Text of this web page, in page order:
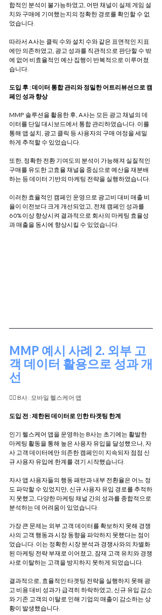
합적인 분석이 불가능하였고, 어떤 채널이 실제 게임 설
치와 구매에 기여했는지의 정확한 경로를 확인할 수 없
었습니다.
따라서 A사는 클릭 수와 설치 수와 같은 표면적인 지표
에만 의존하였고, 광고 성과를 직관적으로 판단할 수 밖
에 없어 비효율적인 예산 집행이 반복적으로 이루어졌
습니다.
도입 후 : 데이터 통합 관리와 정밀한 어트리뷰션으로 캠
페인 성과 향상
MMP 솔루션을 활용한 후, A사는 모든 광고 채널의 데
이터를 단일 대시보드에서 통합 관리하였습니다. 이를
통해 앱 설치, 광고 클릭 등 사용자의 구매 여정을 세밀
하게 추적할 수 있었습니다.
또한, 정확한 전환 기여도의 분석이 가능해져 실질적인
구매를 유도한 고효율 채널을 중심으로 예산을 재분배
하는 등 데이터 기반의 마케팅 전략을 실행하였습니다.
이러한 효율적인 캠페인 운영으로 광고비 대비 매출 비
율이 이전보다 크게 개선되었고, 전체 캠페인 성과를
60% 이상 향상시켜 결과적으로 회사의 마케팅 효율성
과 매출을 동시에 향상시킬 수 있었습니다.
MMP 예시 사례 2. 외부 고
객 데이터 활용으로 성과 개
선
🏋️‍♀️ B사 : 모바일 헬스케어 앱
도입 전 : 제한된 데이터로 인한 타겟팅 한계
인기 헬스케어 앱을 운영하는 B사는 초기에는 활발한
마케팅 활동을 통해 높은 사용자 유입을 달성했으나, 자
사 고객 데이터에만 의존한 캠페인이 지속되자 점점 신
규 사용자 유입에 한계를 겪기 시작했습니다.
자사 앱 사용자들의 행동 패턴과 내부 전환율은 어느 정
도 파악할 수 있었지만, 신규 사용자 유입 경로를 추적하
지 못했고, 다양한 마케팅 채널 간의 성과를 종합적으로
분석하는 데 어려움이 있었습니다.
가장 큰 문제는 외부 고객 데이터를 확보하지 못해 경쟁
사의 고객 행동과 시장 동향을 파악하지 못했다는 점이
었습니다. 이는 정확한 시장 분석과 경쟁사와의 차별화
된 마케팅 전략 부재로 이어졌고, 잠재 고객 유치와 경쟁
사로 이탈하는 고객을 방지하지 못하게 되었습니다.
결과적으로, 효율적인 타겟팅 전략을 실행하지 못해 광
고 비용 대비 성과가 급격히 하락하였고, 신규 유입 감소
와 기존 고객의 이탈로 인해 기업의 매출이 감소하는 상
황이 발생했습니다.